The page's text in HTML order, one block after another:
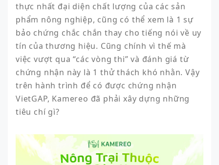
thực nhất đại diện chất lượng của các sản
phẩm nông nghiệp, cũng có thể xem là 1 sự
bảo chứng chắc chắn thay cho tiếng nói về uy
tín của thương hiệu. Cũng chính vì thế mà
việc vượt qua “các vòng thi” và đánh giá từ
chứng nhận này là 1 thử thách khó nhằn. Vậy
trên hành trình để có được chứng nhận
VietGAP, Kamereo đã phải xây dựng những